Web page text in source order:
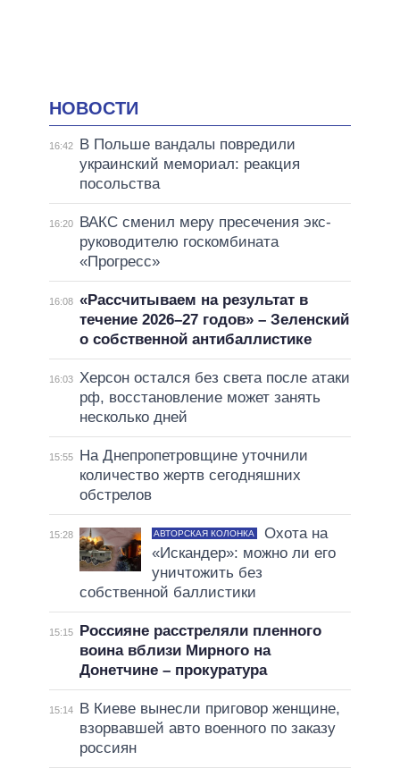
НОВОСТИ
16:42
В Польше вандалы повредили
украинский мемориал: реакция
посольства
16:20
ВАКС сменил меру пресечения экс-
руководителю госкомбината
«Прогресс»
16:08 «Рассчитываем на результат в
течение 2026–27 годов» – Зеленский
о собственной антибаллистике
16:03 Херсон остался без света после атаки
рф, восстановление может занять
несколько дней
15:55
На Днепропетровщине уточнили
количество жертв сегодняшних
обстрелов
15:28 АВТОРСКАЯ КОЛОНКА
Охота на
«Искандер»: можно ли его
уничтожить без
собственной баллистики
15:15
Россияне расстреляли пленного
воина вблизи Мирного на
Донетчине – прокуратура
15:14
В Киеве вынесли приговор женщине,
взорвавшей авто военного по заказу
россиян